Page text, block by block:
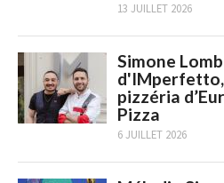
13 JUILLET 2026
Simone
pizzéria
Pizza
6 JUILLET 2026